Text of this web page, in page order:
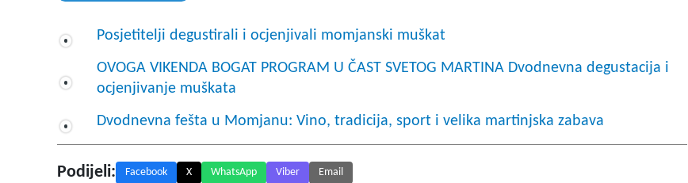
Posjetitelji degustirali i ocjenjivali momjanski muškat
OVOGA VIKENDA BOGAT PROGRAM U ČAST SVETOG MARTINA Dvodnevna degustacija i
ocjenjivanje muškata
Dvodnevna fešta u Momjanu: Vino, tradicija, sport i velika martinjska zabava
Podijeli: Facebook X WhatsApp Viber Email